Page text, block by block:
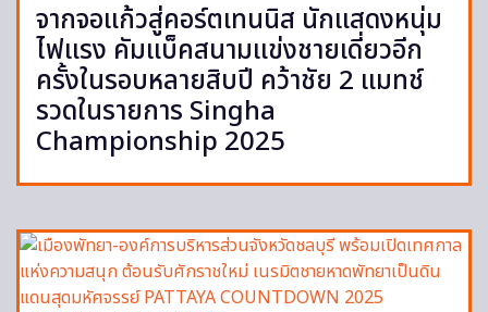
จากจอแก้วสู่คอร์ตเทนนิส นักแสดงหนุ่ม
ไฟแรง คัมแบ็คสนามแข่งชายเดี่ยวอีก
ครั้งในรอบหลายสิบปี คว้าชัย 2 แมทช์
รวดในรายการ Singha
Championship 2025